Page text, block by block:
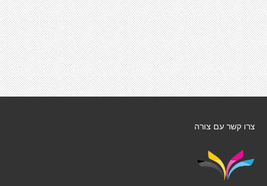
צרו קשר עם צורה